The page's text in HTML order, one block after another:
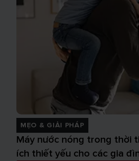
MẸO & GIẢI PHÁP
Máy nước nóng trong thời
ích thiết yếu cho các gia